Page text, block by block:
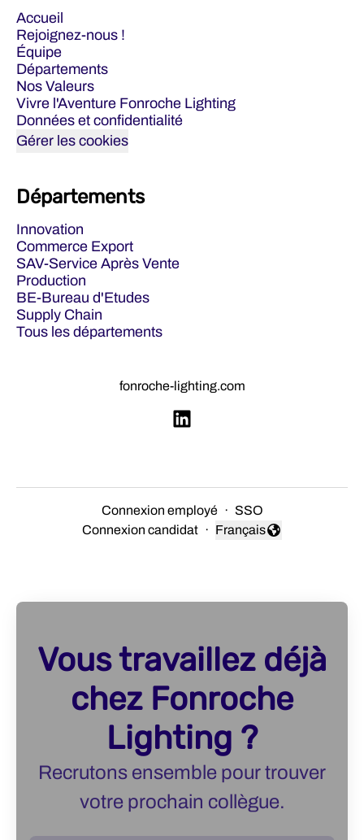
Accueil
Rejoignez-nous !
Équipe
Départements
Nos Valeurs
Vivre l'Aventure Fonroche Lighting
Données et confidentialité
Gérer les cookies
Départements
Innovation
Commerce Export
SAV-Service Après Vente
Production
BE-Bureau d'Etudes
Supply Chain
Tous les départements
fonroche-lighting.com
Connexion employé · SSO
Connexion candidat ·
Changer la langue
Français
Vous travaillez déjà
chez Fonroche
Lighting ?
Recrutons ensemble pour trouver
votre prochain collègue.